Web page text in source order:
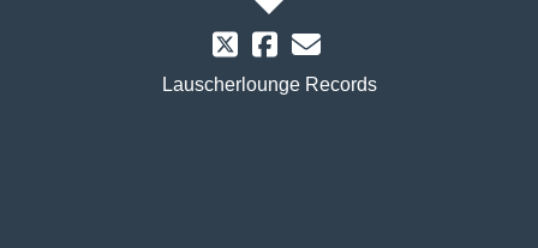
Lauscherlounge Records